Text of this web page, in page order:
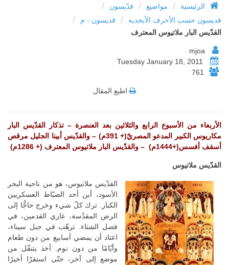
الرئيسية / مواضيع / قدّيسون /
قديسون حسب الأحرف الأبجدية / قديسون - م /
القدّيس البار ملاتيوس المعترف
761
اطبع المقال
الأربعاء من الأسبوع الرابع والثلاثين بعد العنصرة – تذكار القدّيس البار
مكاريوس الكبير المدعو المصريّ(+ 391م) – والقدّيس أبينا الجليل مرقص
أسقف أفسس(+1444م) – والقدّيس البار ملاتيوس المعترف (+ 1286م)
القدّيس ملاتيوس
القدّيس ملاتيوس، هو من ناحية البحر
الأسود، أبن أحد الضبّاط العسكريين
الكبار. ترك كلّ شيء وخرج حاجًّا إلى
الرض المقدّسة، عاري القدمين، في
فصل الشتاء. ترهّب في جبل سيناء،
اعتاد أن يمضي أسابيع من دون طعام
وأيّامًا من دون نوم. أخذ يتنقّل من
موضع إلى آخر، حتّى استقرّا أخيرًا